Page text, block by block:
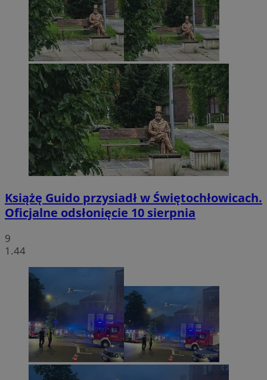
Książę Guido przysiadł w Świętochłowicach.
Oficjalne odsłonięcie 10 sierpnia
9
1.44